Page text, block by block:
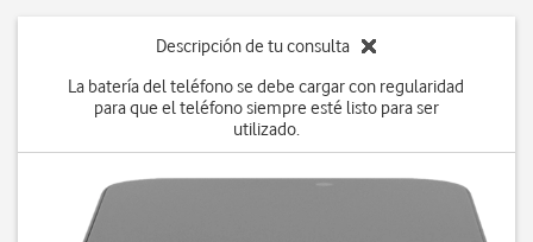
Descripción de tu consulta
La batería del teléfono se debe cargar con regularidad
para que el teléfono siempre esté listo para ser
utilizado.